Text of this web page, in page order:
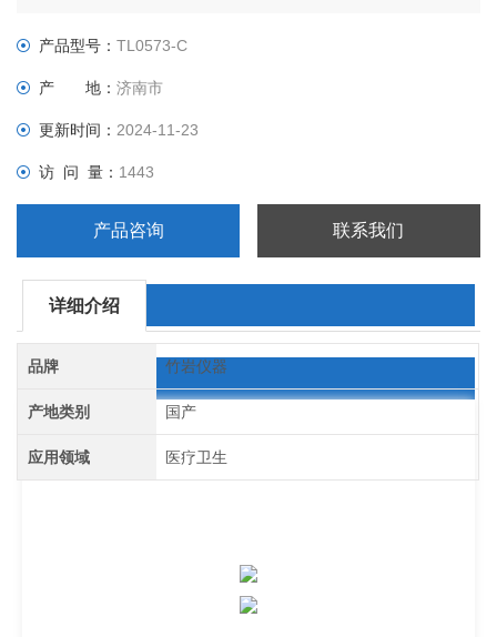
产品型号：TL0573-C
产 地：济南市
更新时间：2024-11-23
访 问 量： 1443
产品咨询 联系我们
详细介绍
品牌 竹岩仪器
产地类别 国产
应用领域 医疗卫生